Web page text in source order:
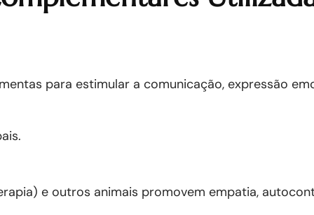
para estimular a comunicação, expressão
e outros animais promovem empatia,